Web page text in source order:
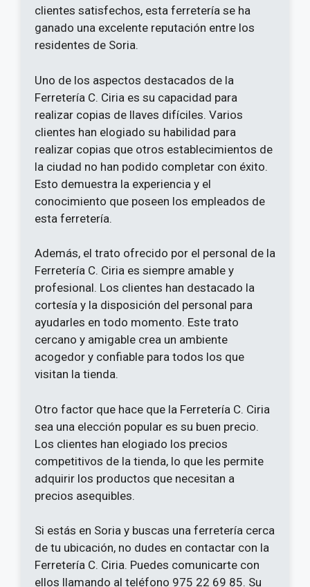
clientes satisfechos, esta ferretería se ha
ganado una excelente reputación entre los
residentes de Soria.
Uno de los aspectos destacados de la
Ferretería C. Ciria es su capacidad para
realizar copias de llaves difíciles. Varios
clientes han elogiado su habilidad para
realizar copias que otros establecimientos de
la ciudad no han podido completar con éxito.
Esto demuestra la experiencia y el
conocimiento que poseen los empleados de
esta ferretería.
Además, el trato ofrecido por el personal de la
Ferretería C. Ciria es siempre amable y
profesional. Los clientes han destacado la
cortesía y la disposición del personal para
ayudarles en todo momento. Este trato
cercano y amigable crea un ambiente
acogedor y confiable para todos los que
visitan la tienda.
Otro factor que hace que la Ferretería C. Ciria
sea una elección popular es su buen precio.
Los clientes han elogiado los precios
competitivos de la tienda, lo que les permite
adquirir los productos que necesitan a
precios asequibles.
Si estás en Soria y buscas una ferretería cerca
de tu ubicación, no dudes en contactar con la
Ferretería C. Ciria. Puedes comunicarte con
ellos llamando al teléfono 975 22 69 85. Su